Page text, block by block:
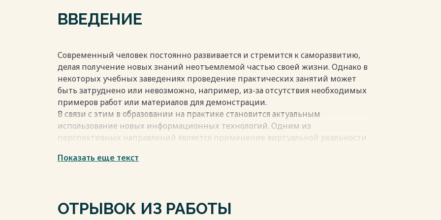
2.4 Разработка виртуальной экскурсии 26
ЗАКЛЮЧЕНИЕ 39
Весь текст будет доступенпосле покупки
ВВЕДЕНИЕ
Современный человек постоянно развивается и стремится к саморазвитию,
делая получение новых знаний неотъемлемой частью своей жизни. Однако в
некоторых учебных заведениях проведение практических занятий может
быть затруднено или невозможно, например, из-за отсутствия необходимых
примеров работ или материалов для демонстрации.
В связи с этим в образовании на практике становится актуальным
использование новых информационных технологий. Одним из
перспективных направлений является применение виртуальной реальности
На протяжении жизни люди мечтали о возможностях, которые сегодня стали
во всех сферах, включая образование. Школьное образование уже изменилось:
Показать еще текст
ОТРЫВОК ИЗ РАБОТЫ